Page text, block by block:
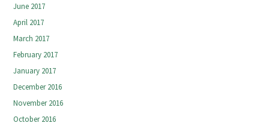
June 2017
April 2017
March 2017
February 2017
January 2017
December 2016
November 2016
October 2016